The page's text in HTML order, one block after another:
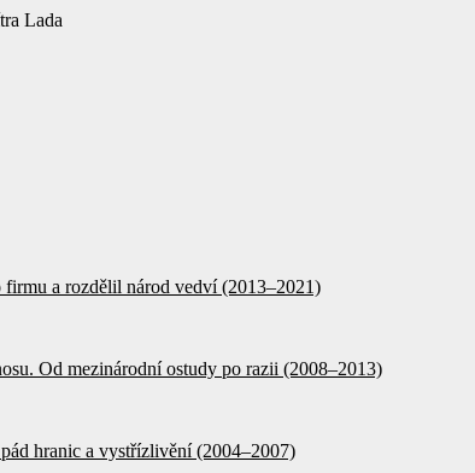
Lada
a rozdělil národ vedví (2013–2021)
Od mezinárodní ostudy po razii (2008–2013)
hranic a vystřízlivění (2004–2007)